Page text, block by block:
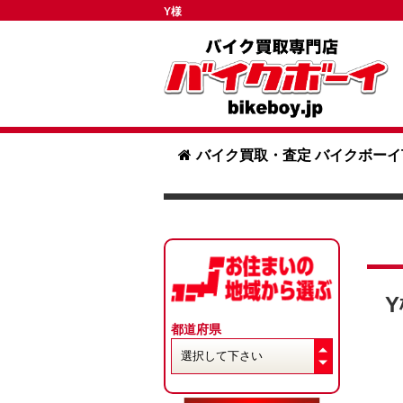
Y様
バイク買取・査定 バイクボー
都道府県